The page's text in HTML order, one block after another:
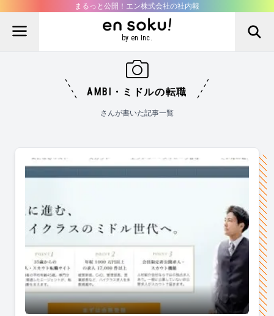
まるっと公開！エン株式会社の社内報
by en Inc.
AMBI・ミドルの転職
さんが書いた記事一覧